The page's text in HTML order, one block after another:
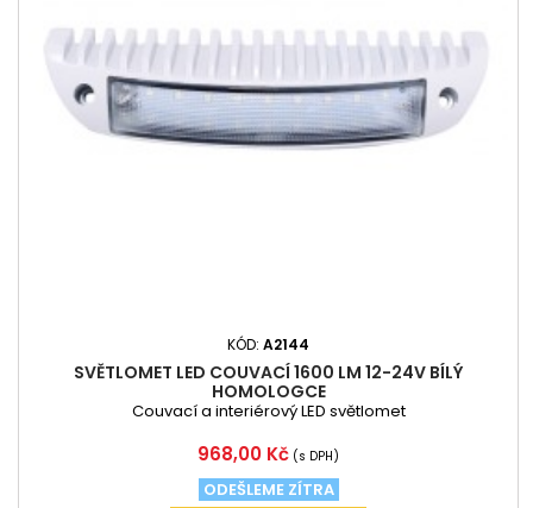
KÓD: A2144
SVĚTLOMET LED COUVACÍ 1600 LM 12-24V BÍLÝ
HOMOLOGCE
Couvací a interiérový LED světlomet
Cena
968,00 Kč (s DPH)
ODEŠLEME ZÍTRA